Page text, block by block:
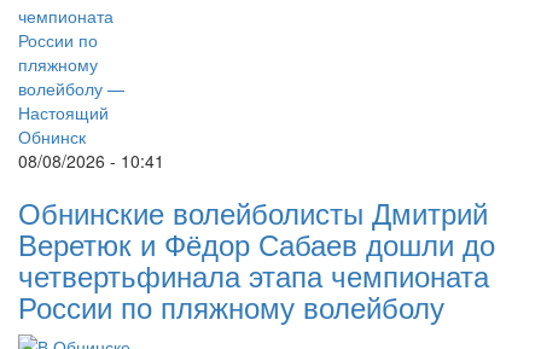
08/08/2026 - 10:41
Обнинские волейболисты Дмитрий
Веретюк и Фёдор Сабаев дошли до
четвертьфинала этапа чемпионата
России по пляжному волейболу